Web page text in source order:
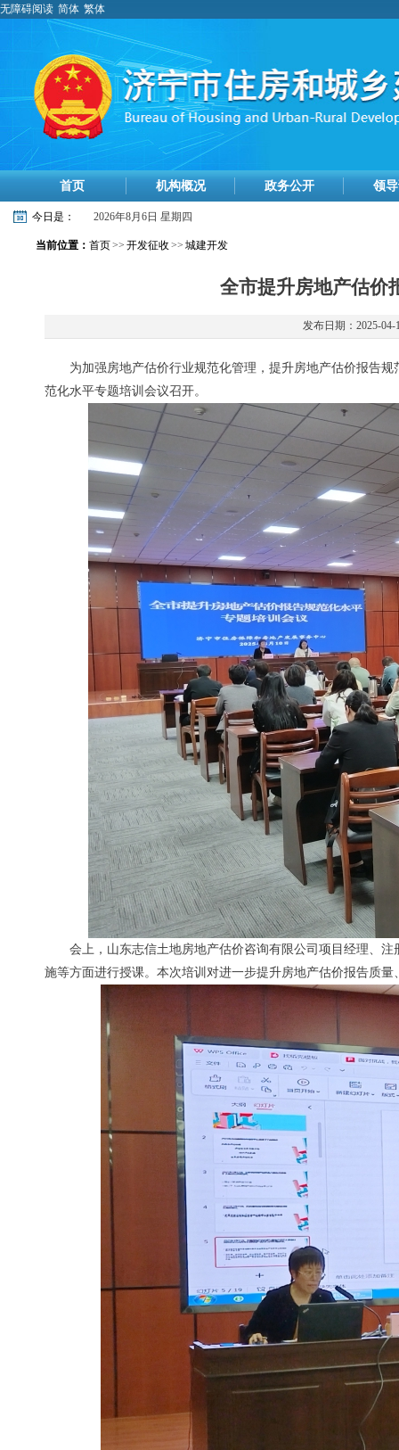
无障碍阅读 简体 繁体
首页 机构概况 政务公开 领
今日是： 2026年8月6日 星期四
当前位置： 首页>> 开发征收 >> 城建开发
全市提升房地产估价
发布日期：2025-04-
为加强房地产估价行业规范化管理，提升房地产估价报告
范化水平专题培训会议召开。
会上，山东志信土地房地产估价咨询有限公司项目经理、
施等方面进行授课。本次培训对进一步提升房地产估价报告质